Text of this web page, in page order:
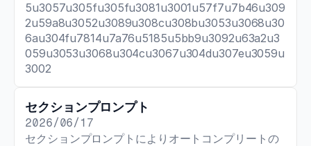
5u3057u305fu305fu3081u3001u57f7u7b46u309
2u59a8u3052u3089u308cu308bu3053u3068u30
6au304fu7814u7a76u5185u5bb9u3092u63a2u3
059u3053u3068u304cu3067u304du307eu3059u
3002
セクションプロンプト
2026/06/17
セクションプロンプトによりオートコンプリートの